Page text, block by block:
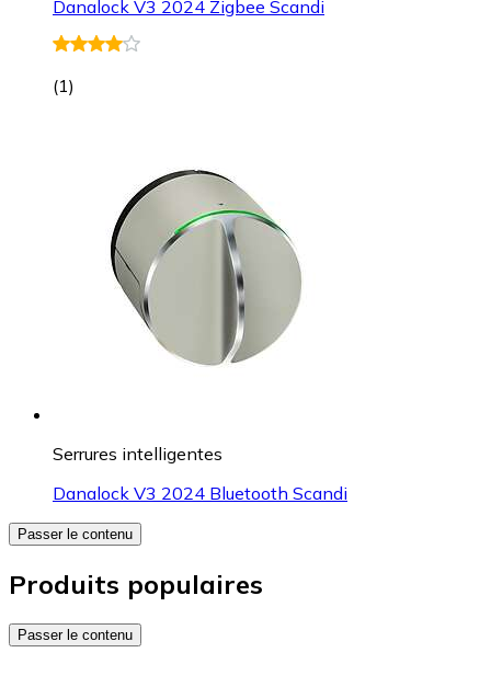
Danalock V3 2024 Zigbee Scandi
(1)
Serrures intelligentes
Danalock V3 2024 Bluetooth Scandi
Passer le contenu
Produits populaires
Passer le contenu